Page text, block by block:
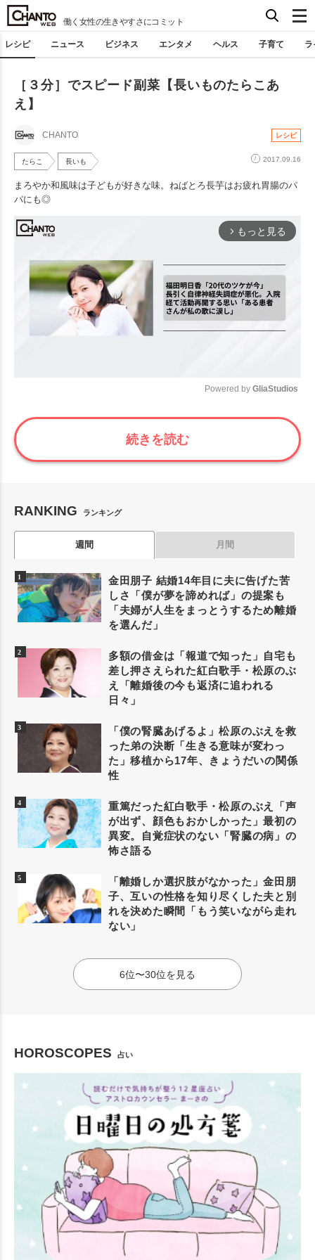
働く女性の生きやすさにコミット
レシピ ニュース ビジネス エンタメ ヘルス 子育て ラ
［３分］でスピード副菜【長いものたらこあ
え】
CHANTO レシピ
たらこ 長いも 2017.09.16
まろやか和風味は子どもが好きな味。ねばとろ長芋はお疲れ胃腸のパ
パにも◎
arrow_forward_ios もっと見る
Mute
Powered by GliaStudios
続きを読む
RANKING ランキング
週間 月間
金田朋子 結婚14年目に夫に告げた苦
しさ「僕が夢を諦めれば」の提案も
「夫婦が人生をまっとうするため離婚
を選んだ」
多額の借金は「報道で知った」自宅も
差し押さえられた紅白歌手・松原のぶ
え「離婚後の今も返済に追われる
日々」
「僕の腎臓あげるよ」松原のぶえを救
った弟の決断「生きる意味が変わっ
た」移植から17年、きょうだいの関係
性
重篤だった紅白歌手・松原のぶえ「声
が出ず、顔色もおかしかった」最初の
異変。自覚症状のない「腎臓の病」の
怖さ語る
「離婚しか選択肢がなかった」金田朋
子、互いの性格を知り尽くした夫と別
れを決めた瞬間「もう笑いながら走れ
ない」
6位〜30位を見る
HOROSCOPES 占い